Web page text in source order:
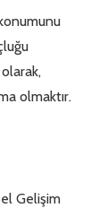
olmaktır.
Gelişim